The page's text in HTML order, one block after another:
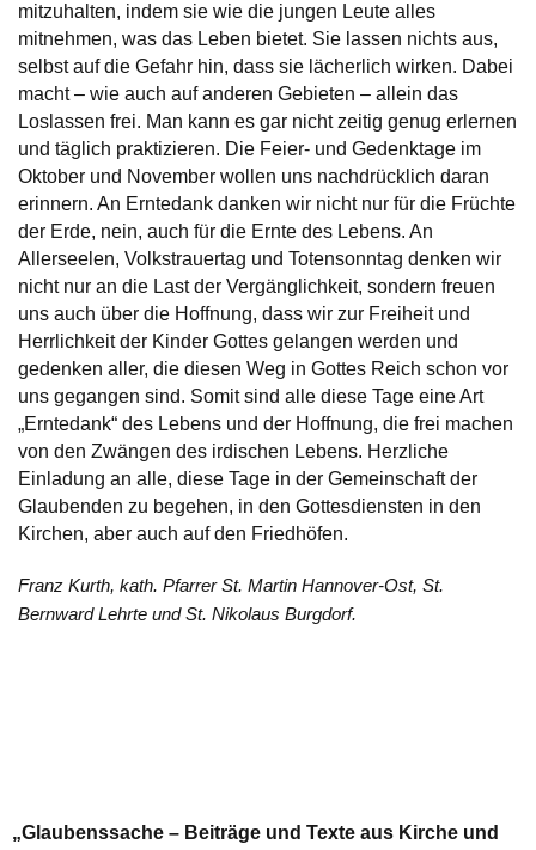
mitzuhalten, indem sie wie die jungen Leute alles
mitnehmen, was das Leben bietet. Sie lassen nichts aus,
selbst auf die Gefahr hin, dass sie lächerlich wirken. Dabei
macht – wie auch auf anderen Gebieten – allein das
Loslassen frei. Man kann es gar nicht zeitig genug erlernen
und täglich praktizieren. Die Feier- und Gedenktage im
Oktober und November wollen uns nachdrücklich daran
erinnern. An Erntedank danken wir nicht nur für die Früchte
der Erde, nein, auch für die Ernte des Lebens. An
Allerseelen, Volkstrauertag und Totensonntag denken wir
nicht nur an die Last der Vergänglichkeit, sondern freuen
uns auch über die Hoffnung, dass wir zur Freiheit und
Herrlichkeit der Kinder Gottes gelangen werden und
gedenken aller, die diesen Weg in Gottes Reich schon vor
uns gegangen sind. Somit sind alle diese Tage eine Art
„Erntedank“ des Lebens und der Hoffnung, die frei machen
von den Zwängen des irdischen Lebens. Herzliche
Einladung an alle, diese Tage in der Gemeinschaft der
Glaubenden zu begehen, in den Gottesdiensten in den
Kirchen, aber auch auf den Friedhöfen.
Franz Kurth, kath. Pfarrer St. Martin Hannover-Ost, St.
Bernward Lehrte und St. Nikolaus Burgdorf.
„Glaubenssache – Beiträge und Texte aus Kirche und